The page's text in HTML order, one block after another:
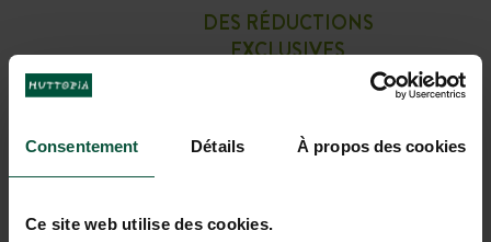
Consentement Détails À propos des cookies
Ce site web utilise des cookies.
DES RÉDUCTIONS
EXCLUSIVES
Offres spéciales sur vos séjours, tarif réduit sur
la location de vélos et les produits de notre
boutique…
Accès gratuit aux spas forestiers, prêt de